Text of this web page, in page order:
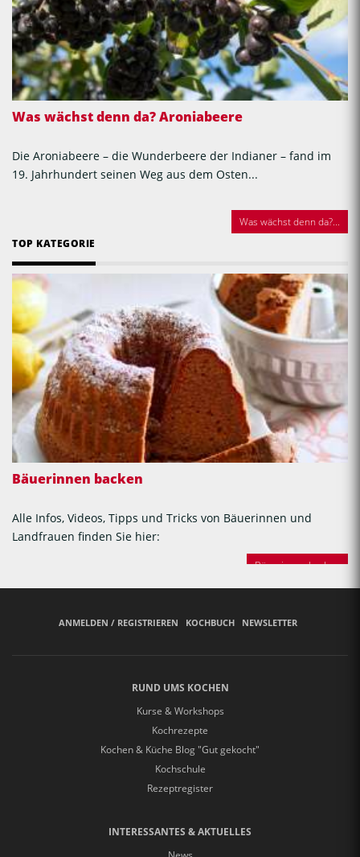
Was wächst denn da? Aroniabeere
Die Aroniabeere – die Wunderbeere der Indianer – fand im
19. Jahrhundert seinen Weg aus dem Osten...
Was wächst denn da?...
TOP KATEGORIE
Bäuerinnen backen
Alle Infos, Videos, Tipps und Tricks von Bäuerinnen und
Landfrauen finden Sie hier:
Bäuerinnen backen
ANMELDEN / REGISTRIEREN KOCHBUCH NEWSLETTER
RUND UMS KOCHEN
Kurse & Workshops
Kochrezepte
Kochen & Küche Blog "Gut gekocht"
Kochschule
Rezeptregister
INTERESSANTES & AKTUELLES